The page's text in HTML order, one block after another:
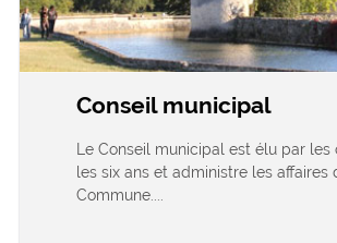
Conseil municipal
Le Conseil municipal est élu par les
les six ans et administre les affaires
Commune....